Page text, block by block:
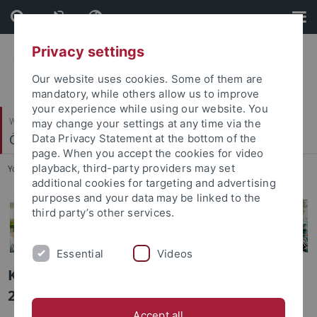
Skip
to
content
Skip
to
footer
Wirtschafts- und Sozialwissenschaftliche Fakultät
Ökonomische Bildung und Wirtschaftsdidaktik
You are here: Startseite ... Lehre
Klausuren und Prüfungsleistungen SoSe
2026
Privacy settings
Our website uses cookies. Some of them are
mandatory, while others allow us to improve
your experience while using our website. You
may change your settings at any time via the
Data Privacy Statement at the bottom of the
page. When you accept the cookies for video
playback, third-party providers may set
additional cookies for targeting and advertising
purposes and your data may be linked to the
third party’s other services.
Essential Videos